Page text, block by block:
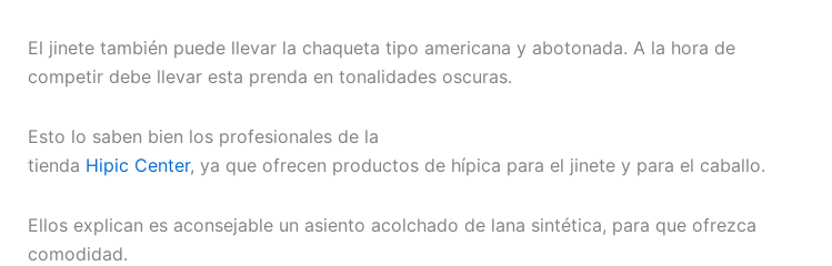
El jinete también puede llevar la chaqueta tipo americana y abotonada. A la hora de
competir debe llevar esta prenda en tonalidades oscuras.
Esto lo saben bien los profesionales de la
tienda Hipic Center, ya que ofrecen productos de hípica para el jinete y para el caballo.
Ellos explican es aconsejable un asiento acolchado de lana sintética, para que ofrezca
comodidad.